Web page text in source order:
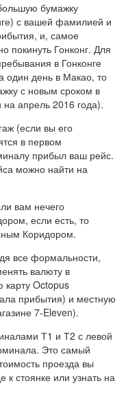
бумажку
с вашей фамилией и
и, самое
покинуть Гонконг. Для
в Гонконге
один день в Макао, то
с новым сроком в
апрель 2016 года).
(если вы его
в первом
прибыл ваш рейс.
можно найти на
вам нечего
если есть, то
Коридором.
все формальности,
валюту в
карту Octopus
прибытия) и местную
7-Eleven).
Т1 и Т2 с левой
Это самый
проезда вы
к стоянке или узнать на